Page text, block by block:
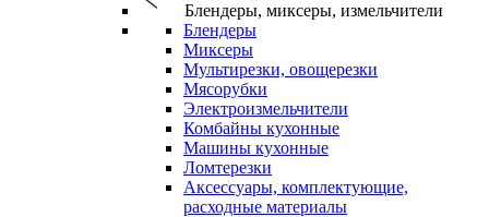
Блендеры, миксеры, измельчители
Блендеры
Миксеры
Мультирезки, овощерезки
Мясорубки
Электроизмельчители
Комбайны кухонные
Машины кухонные
Ломтерезки
Аксессуары, комплектующие,
расходные материалы